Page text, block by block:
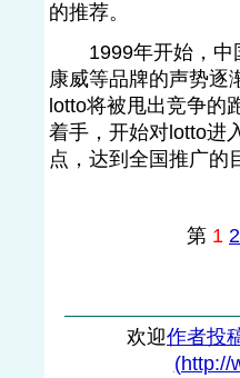
的推荐。
1999年开始，中国
康威等品牌的声势逐
lotto将被甩出竞争的
着手，开始对lotto进
点，达到全国推广的
第 1 2
欢迎作者投
(http://